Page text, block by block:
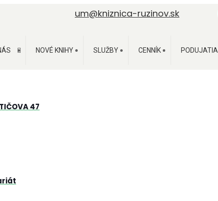
um@kniznica-ruzinov.sk
NOVÉ KNIHY SLUŽBY CENNÍK PODUJATIA
47